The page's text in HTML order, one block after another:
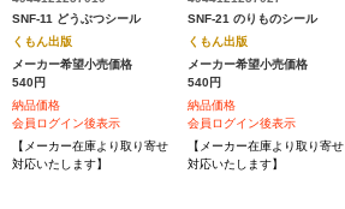
SNF-11 どうぶつシール
くもん出版
メーカー希望小売価格
540円
納品価格
会員ログイン後表示
【メーカー在庫より取り寄せ
対応いたします】
SNF-21 のりものシール
くもん出版
メーカー希望小売価格
540円
納品価格
会員ログイン後表示
【メーカー在庫より取り寄せ
対応いたします】